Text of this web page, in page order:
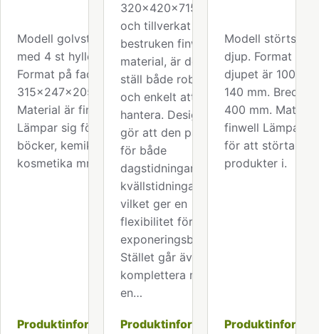
Modell golvställ
med 4 st hyllor.
Format på facket är
315x247x205 mm.
Material är finwell.
Lämpar sig för
böcker, kemikalier,
kosmetika mm.
Produktinformation
320x420x715 mm
och tillverkat av lätt
bestruken finwell-
material, är detta
ställ både robust
och enkelt att
hantera. Designen
gör att den passar
för både
dagstidningar och
kvällstidningar,
vilket ger en
flexibilitet för dina
exponeringsbehov.
Stället går även att
komplettera med
en…
Produktinformation
Modell störtställ
djup. Format på
djupet är 100
140 mm.
400 mm. Material
finwell Lämpar
för att störta
produkter i.